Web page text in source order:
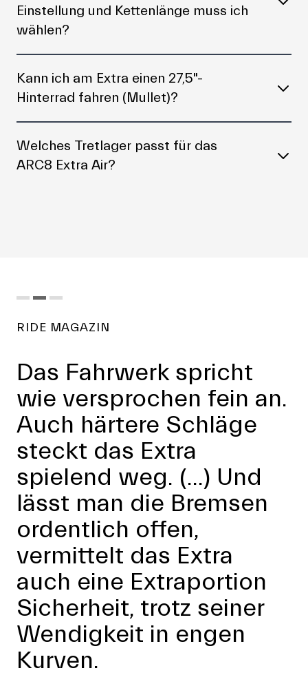
Einstellung und Kettenlänge muss ich
wählen?
Kann ich am Extra einen 27,5"-
Hinterrad fahren (Mullet)?
Welches Tretlager passt für das
ARC8 Extra Air?
RIDE MAGAZIN
Das Fahrwerk spricht
wie versprochen fein an.
Auch härtere Schläge
steckt das Extra
spielend weg. (...) Und
lässt man die Bremsen
ordentlich offen,
vermittelt das Extra
auch eine Extraportion
Sicherheit, trotz seiner
Wendigkeit in engen
Kurven.